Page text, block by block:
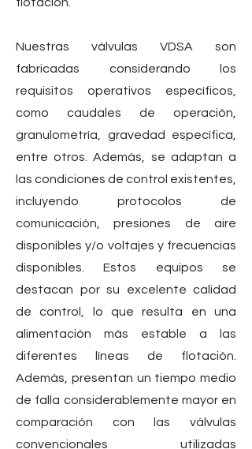
Nuestras válvulas VDSA son
fabricadas considerando los
requisitos operativos específicos,
como caudales de operación,
granulometría, gravedad específica,
entre otros. Además, se adaptan a
las condiciones de control existentes,
incluyendo protocolos de
comunicación, presiones de aire
disponibles y/o voltajes y frecuencias
disponibles. Estos equipos se
destacan por su excelente calidad
de control, lo que resulta en una
alimentación más estable a las
diferentes líneas de flotación.
Además, presentan un tiempo medio
de falla considerablemente mayor en
comparación con las válvulas
convencionales utilizadas